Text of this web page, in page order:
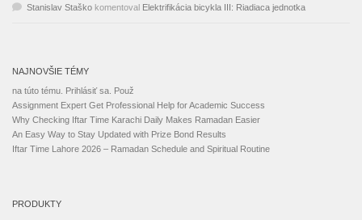
Stanislav Staško komentoval Elektrifikácia bicykla III: Riadiaca jednotka
NAJNOVŠIE TÉMY
na túto tému. Prihlásiť sa. Použ
Assignment Expert Get Professional Help for Academic Success
Why Checking Iftar Time Karachi Daily Makes Ramadan Easier
An Easy Way to Stay Updated with Prize Bond Results
Iftar Time Lahore 2026 – Ramadan Schedule and Spiritual Routine
PRODUKTY